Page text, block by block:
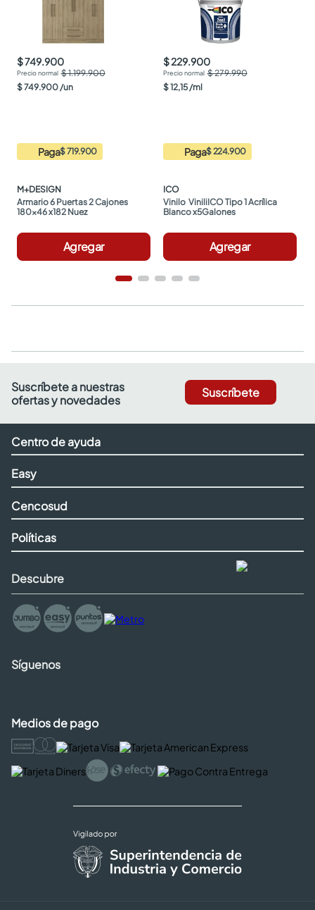
$ 749.900
$ 1.199.900
$749.900 /un
Paga$ 719.900
M+DESIGN
Armario 6 Puertas 2 Cajones
180x46 x182 Nuez
Agregar
$ 229.900
$ 279.990
$12,15 /ml
Paga$ 224.900
ICO
Vinilo  ViniliICO Tipo 1 Acrílica
Blanco x5Galones
Agregar
Suscríbete a nuestras
ofertas y novedades
Suscríbete
Centro de ayuda
Easy
Cencosud
Políticas
Descubre
Síguenos
Medios de pago